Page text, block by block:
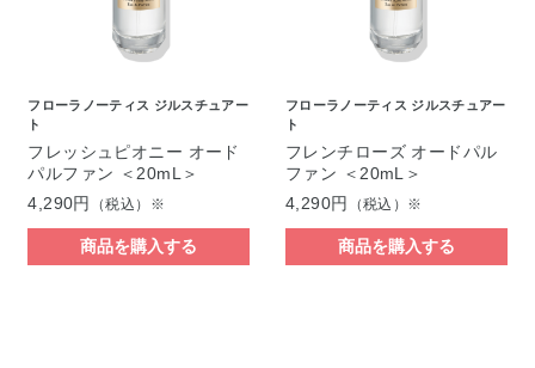
フローラノーティス ジルスチュアー
ト
フレッシュピオニー オード
パルファン ＜20mL＞
4,290円
（税込）※
商品を購入する
フローラノーティス ジルスチュアー
ト
フレンチローズ オードパル
ファン ＜20mL＞
4,290円
（税込）※
商品を購入する